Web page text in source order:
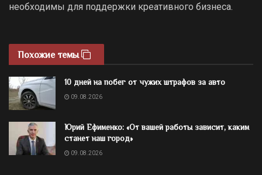
необходимы для поддержки креативного бизнеса.
Похожие темы
10 дней на побег от чужих штрафов за авто
09.08.2026
Юрий Ефименко: «От вашей работы зависит, каким
станет наш город»
09.08.2026